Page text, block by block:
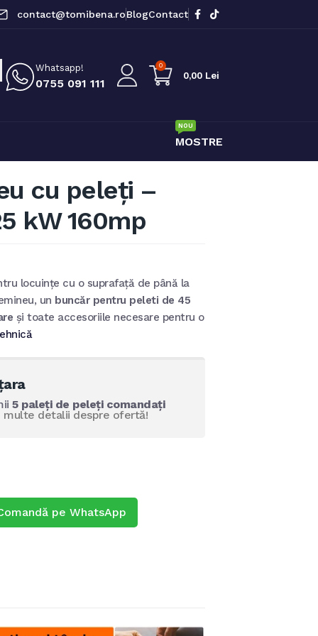
contact@tomibena.roBlogContact
Whatsapp!
0755 091 111
0
0,00 Lei
MOSTRE
NOU
cu peleți –
kW 160mp
locuințe cu o suprafață de până la
un buncăr pentru peleti de 45
și toate accesoriile necesare pentru o
5 paleți de peleți comandați
detalii despre ofertă!
pe WhatsApp